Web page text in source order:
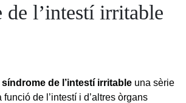
de l’intestí irritable
síndrome de l’intestí irritable una sèrie
funció de l’intestí i d’altres òrgans